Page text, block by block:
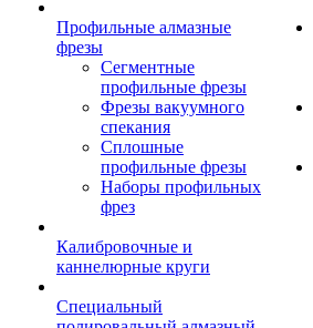
Профильные алмазные
фрезы
Сегментные
профильные фрезы
Фрезы вакуумного
спекания
Сплошные
профильные фрезы
Наборы профильных
фрез
Калибровочные и
каннелюрные круги
Специальный